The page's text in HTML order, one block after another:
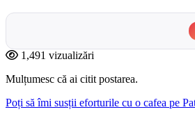
1,491 vizualizări
Mulțumesc că ai citit postarea.
Poți să îmi susții eforturile cu o cafea pe